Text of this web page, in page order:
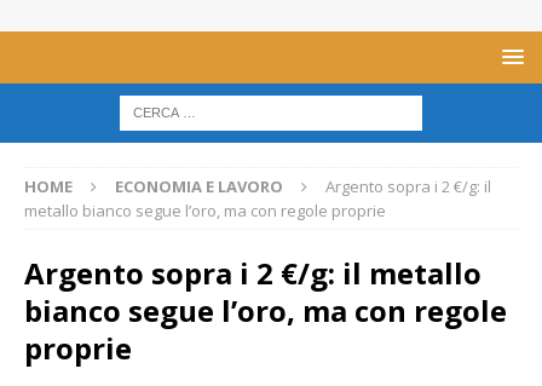
HOME ECONOMIA E LAVORO
Argento sopra i 2 €/g: il
metallo bianco segue l’oro, ma con regole proprie
Argento sopra i 2 €/g: il metallo
bianco segue l’oro, ma con regole
proprie